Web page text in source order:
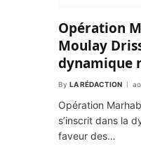
Opération
Moulay
dynamique
des
By LA RÉDACTION
Opération
s’inscrit dans la
faveur des…